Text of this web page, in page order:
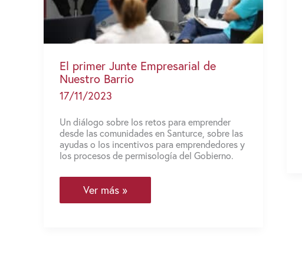
El primer Junte Empresarial de
Nuestro Barrio
17/11/2023
Un diálogo sobre los retos para emprender
desde las comunidades en Santurce, sobre las
ayudas o los incentivos para emprendedores y
los procesos de permisología del Gobierno.
El
primer
Ver más »